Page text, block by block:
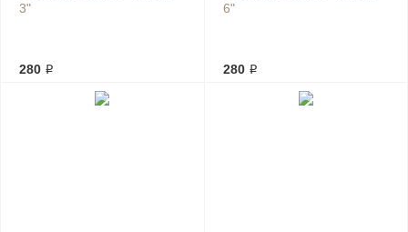
3"
280 ₽
6"
280 ₽